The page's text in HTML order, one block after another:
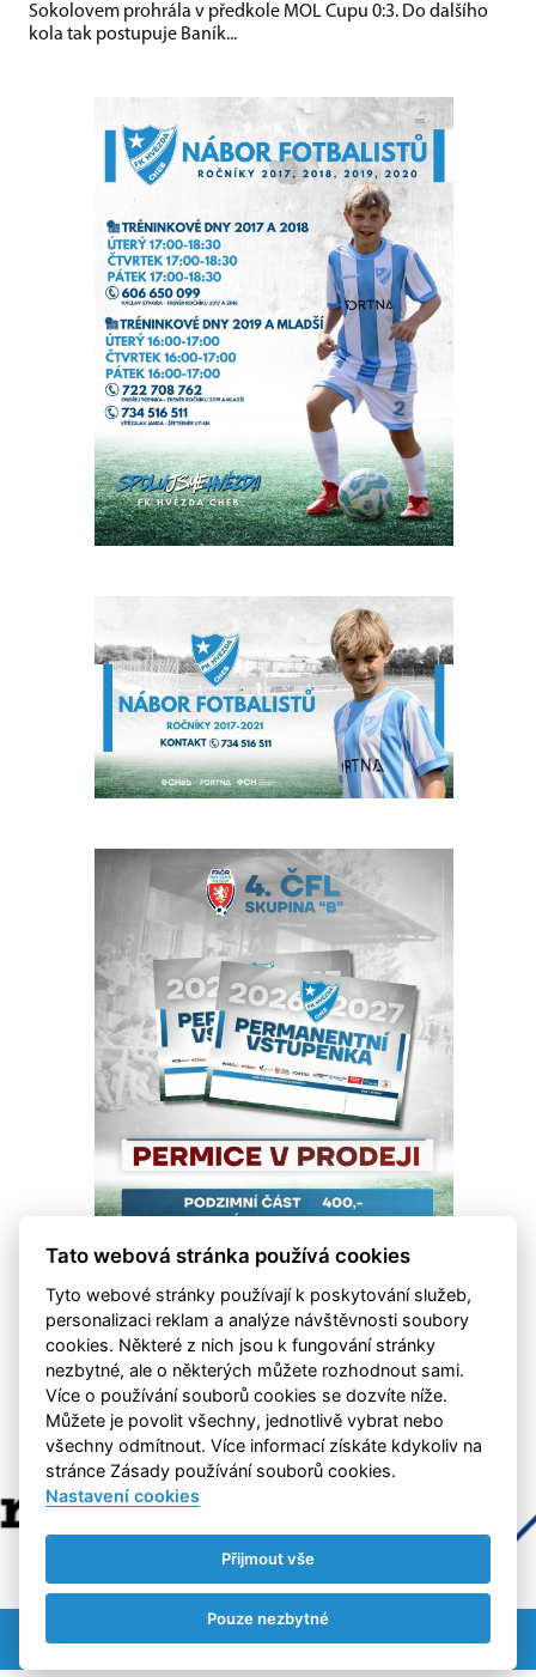
Sokolovem prohrála v předkole MOL Cupu 0:3. Do dalšího
kola tak postupuje Baník...
Tato webová stránka používá cookies
Tyto webové stránky používají k poskytování služeb,
personalizaci reklam a analýze návštěvnosti soubory
cookies. Některé z nich jsou k fungování stránky
nezbytné, ale o některých můžete rozhodnout sami.
Více o používání souborů cookies se dozvíte níže.
Můžete je povolit všechny, jednotlivě vybrat nebo
všechny odmítnout. Více informací získáte kdykoliv na
stránce Zásady používání souborů cookies.
Nastavení cookies
Přijmout vše
Pouze nezbytné